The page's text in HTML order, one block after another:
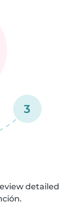
3
detailed